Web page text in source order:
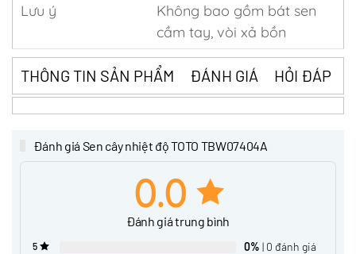
Lưu ý
Không bao gồm bát sen
cầm tay, vòi xả bồn
THÔNG TIN SẢN PHẨM ĐÁNH GIÁ HỎI ĐÁP
Đánh giá Sen cây nhiệt độ TOTO TBW07404A
0.0
Đánh giá trung bình
5 0% | 0 đánh giá